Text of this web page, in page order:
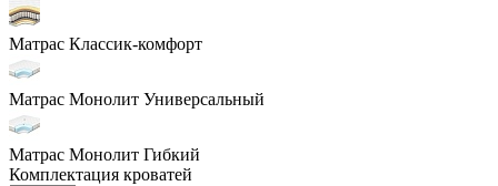
Матрас Классик-комфорт
Матрас Монолит Универсальный
Матрас Монолит Гибкий
Комплектация кроватей